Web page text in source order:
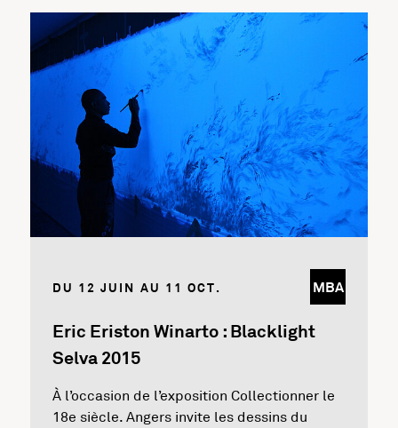
Eric Eriston Winarto : Blacklight
Selva 2015
DU 12 JUIN AU 11 OCT. MBA
À l’occasion de l’exposition Collectionner le
18e siècle. Angers invite les dessins du
En savoir plus sur l'exposition Eric Eriston Winarto :